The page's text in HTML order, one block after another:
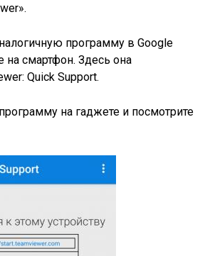
программу в Google
на смартфон. Здесь она
Quick Support.
на гаджете и посмотрите